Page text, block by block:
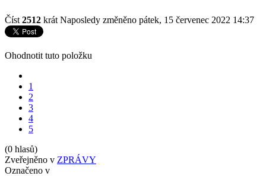
Číst 2512 krát Naposledy změněno pátek, 15 červenec 2022 14:37
Ohodnotit tuto položku
1
2
3
4
5
(0 hlasů)
Zveřejněno v ZPRÁVY
Označeno v